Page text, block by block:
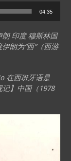
04:35
朗 印度 穆斯林国
朗为“西”（西游
在西班牙语是
记】中国（1978